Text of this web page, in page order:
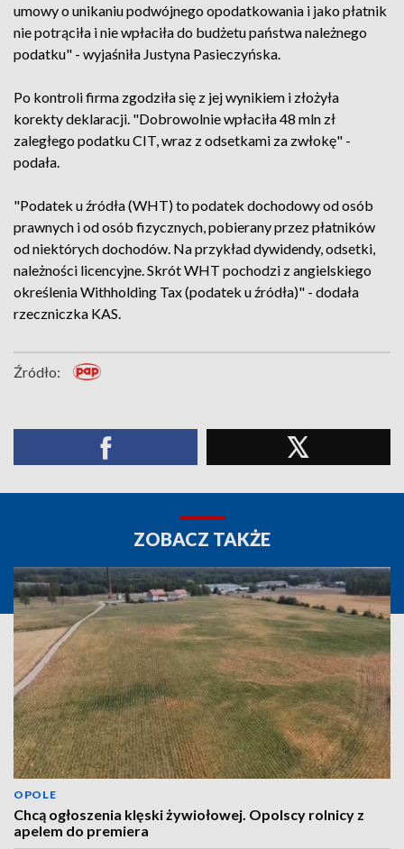
umowy o unikaniu podwójnego opodatkowania i jako płatnik
nie potrąciła i nie wpłaciła do budżetu państwa należnego
podatku" - wyjaśniła Justyna Pasieczyńska.
Po kontroli firma zgodziła się z jej wynikiem i złożyła
korekty deklaracji. "Dobrowolnie wpłaciła 48 mln zł
zaległego podatku CIT, wraz z odsetkami za zwłokę" -
podała.
"Podatek u źródła (WHT) to podatek dochodowy od osób
prawnych i od osób fizycznych, pobierany przez płatników
od niektórych dochodów. Na przykład dywidendy, odsetki,
należności licencyjne. Skrót WHT pochodzi z angielskiego
określenia Withholding Tax (podatek u źródła)" - dodała
rzeczniczka KAS.
Źródło:
ZOBACZ TAKŻE
OPOLE
Chcą ogłoszenia klęski żywiołowej. Opolscy rolnicy z
apelem do premiera